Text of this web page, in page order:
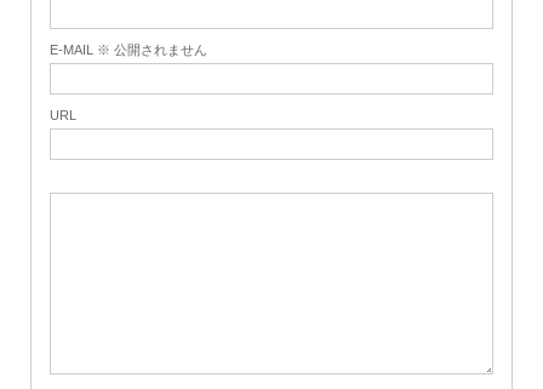
E-MAIL ※ 公開されません
URL